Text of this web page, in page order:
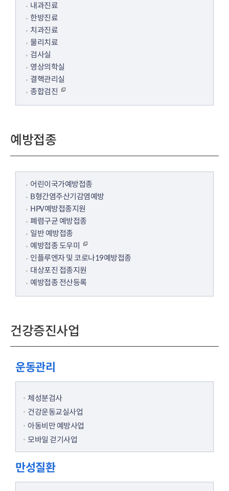
내과진료
한방진료
치과진료
물리치료
검사실
영상의학실
결핵관리실
종합검진
예방접종
어린이국가예방접종
B형간염주산기감염예방
HPV예방접종지원
폐렴구균 예방접종
일반 예방접종
예방접종 도우미
인플루엔자 및 코로나19예방접종
대상포진 접종지원
예방접종 전산등록
건강증진사업
운동관리
체성분검사
건강운동교실사업
아동비만 예방사업
모바일 걷기사업
만성질환